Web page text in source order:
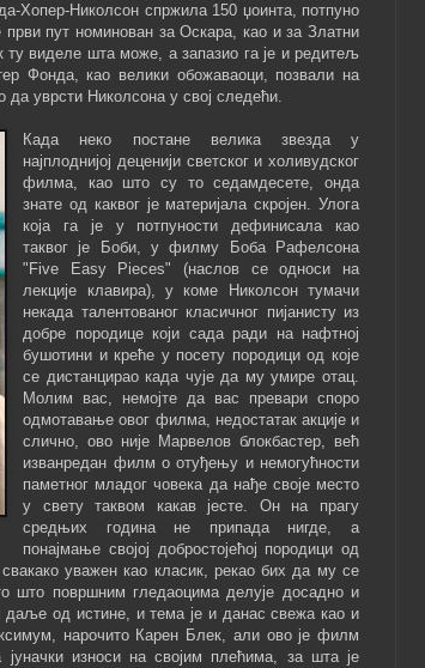
Хопер-Николсон спржила 150 џоинта, потпуно
пут номинован за Оскара, као и за Златни
виделе шта може, а запазио га је и редитељ
Фонда, као велики обожаваоци, позвали на
да уврсти Николсона у свој следећи.
Када неко постане велика звезда у
најплоднијој деценији светског и холивудског
филма, као што су то седамдесете, онда
знате од каквог је материјала скројен. Улога
која га је у потпуности дефинисала као
таквог је Боби, у филму Боба Рафелсона
"Five Easy Pieces" (наслов се односи на
лекције клавира), у коме Николсон тумачи
некада талентованог класичног пијанисту из
добре породице који сада ради на нафтној
бушотини и креће у посету породици од које
се дистанцирао када чује да му умире отац.
Молим вас, немојте да вас превари споро
одмотавање овог филма, недостатак акције и
слично, ово није Марвелов блокбастер, већ
изванредан филм о отуђењу и немогућности
паметног младог човека да нађе своје место
у свету таквом какав јесте. Он на прагу
средњих година не припада нигде, а
понајмање својој добростојећој породици од
уважен као класик, рекао бих да му се
што површним гледаоцима делује досадно и
од истине, и тема је и данас свежа као и
нарочито Карен Блек, али ово је филм
износи на својим плећима, за шта је